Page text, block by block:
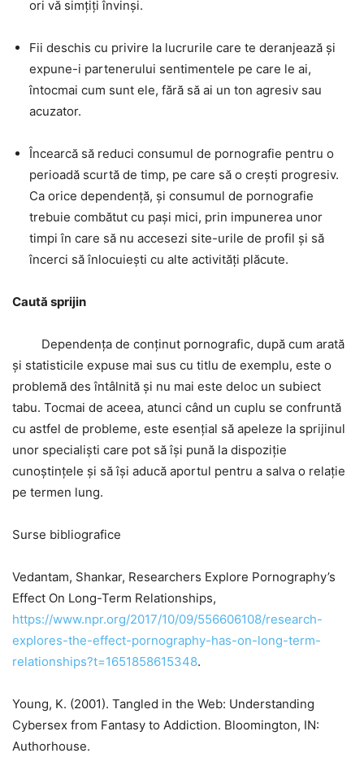
ori vă simțiți învinși.
Fii deschis cu privire la lucrurile care te deranjează și
expune-i partenerului sentimentele pe care le ai,
întocmai cum sunt ele, fără să ai un ton agresiv sau
acuzator.
Încearcă să reduci consumul de pornografie pentru o
perioadă scurtă de timp, pe care să o crești progresiv.
Ca orice dependență, și consumul de pornografie
trebuie combătut cu pași mici, prin impunerea unor
timpi în care să nu accesezi site-urile de profil și să
încerci să înlocuiești cu alte activități plăcute.
Caută sprijin
Dependența de conținut pornografic, după cum arată
și statisticile expuse mai sus cu titlu de exemplu, este o
problemă des întâlnită și nu mai este deloc un subiect
tabu. Tocmai de aceea, atunci când un cuplu se confruntă
cu astfel de probleme, este esențial să apeleze la sprijinul
unor specialiști care pot să își pună la dispoziție
cunoștințele și să își aducă aportul pentru a salva o relație
pe termen lung.
Surse bibliografice
Vedantam, Shankar, Researchers Explore Pornography’s
Effect On Long-Term Relationships,
https://www.npr.org/2017/10/09/556606108/research-
explores-the-effect-pornography-has-on-long-term-
relationships?t=1651858615348.
Young, K. (2001). Tangled in the Web: Understanding
Cybersex from Fantasy to Addiction. Bloomington, IN:
Authorhouse.